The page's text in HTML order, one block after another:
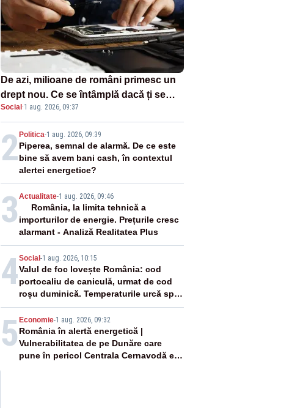
De azi, milioane de români primesc un
drept nou. Ce se întâmplă dacă ți se
strică un produs
Social ·1 aug. 2026, 09:37
2 Politica-1 aug. 2026, 09:39
Piperea, semnal de alarmă. De ce este
bine să avem bani cash, în contextul
alertei energetice?
3 Actualitate-1 aug. 2026, 09:46
România, la limita tehnică a
importurilor de energie. Prețurile cresc
alarmant - Analiză Realitatea Plus
4Social -1 aug. 2026, 10:15
Valul de foc lovește România: cod
portocaliu de caniculă, urmat de cod
roșu duminică. Temperaturile urcă spre
40°C
5 Economie-1 aug. 2026, 09:32
România în alertă energetică |
Vulnerabilitatea de pe Dunăre care
pune în pericol Centrala Cernavodă era